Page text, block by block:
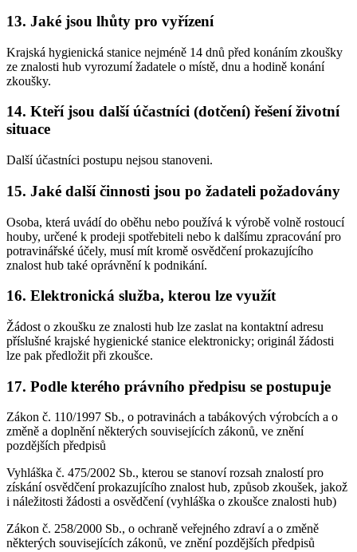
13. Jaké jsou lhůty pro vyřízení
Krajská hygienická stanice nejméně 14 dnů před konáním zkoušky
ze znalosti hub vyrozumí žadatele o místě, dnu a hodině konání
zkoušky.
14. Kteří jsou další účastníci (dotčení) řešení životní
situace
Další účastníci postupu nejsou stanoveni.
15. Jaké další činnosti jsou po žadateli požadovány
Osoba, která uvádí do oběhu nebo používá k výrobě volně rostoucí
houby, určené k prodeji spotřebiteli nebo k dalšímu zpracování pro
potravinářské účely, musí mít kromě osvědčení prokazujícího
znalost hub také oprávnění k podnikání.
16. Elektronická služba, kterou lze využít
Žádost o zkoušku ze znalosti hub lze zaslat na kontaktní adresu
příslušné krajské hygienické stanice elektronicky; originál žádosti
lze pak předložit při zkoušce.
17. Podle kterého právního předpisu se postupuje
Zákon č. 110/1997 Sb., o potravinách a tabákových výrobcích a o
změně a doplnění některých souvisejících zákonů, ve znění
pozdějších předpisů
Vyhláška č. 475/2002 Sb., kterou se stanoví rozsah znalostí pro
získání osvědčení prokazujícího znalost hub, způsob zkoušek, jakož
i náležitosti žádosti a osvědčení (vyhláška o zkoušce znalosti hub)
Zákon č. 258/2000 Sb., o ochraně veřejného zdraví a o změně
některých souvisejících zákonů, ve znění pozdějších předpisů